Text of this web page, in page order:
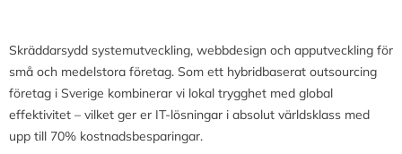
Skräddarsydd systemutveckling, webbdesign och apputveckling för
små och medelstora företag. Som ett hybridbaserat outsourcing
företag i Sverige kombinerar vi lokal trygghet med global
effektivitet – vilket ger er IT-lösningar i absolut världsklass med
upp till 70% kostnadsbesparingar.